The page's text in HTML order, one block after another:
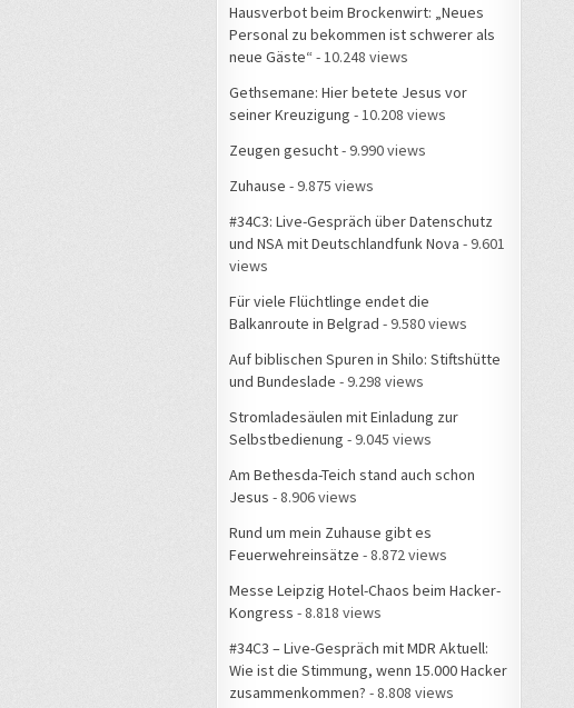
Hausverbot beim Brockenwirt: „Neues
Personal zu bekommen ist schwerer als
neue Gäste“ - 10.248 views
Gethsemane: Hier betete Jesus vor
seiner Kreuzigung - 10.208 views
Zeugen gesucht- 9.990 views
Zuhause - 9.875 views
#34C3: Live-Gespräch über Datenschutz
und NSA mit Deutschlandfunk Nova - 9.601
views
Für viele Flüchtlinge endet die
Balkanroute in Belgrad - 9.580 views
Auf biblischen Spuren in Shilo: Stiftshütte
und Bundeslade - 9.298 views
Stromladesäulen mit Einladung zur
Selbstbedienung - 9.045 views
Am Bethesda-Teich stand auch schon
Jesus - 8.906 views
Rund um mein Zuhause gibt es
Feuerwehreinsätze - 8.872 views
Messe Leipzig Hotel-Chaos beim Hacker-
Kongress - 8.818 views
#34C3 – Live-Gespräch mit MDR Aktuell:
Wie ist die Stimmung, wenn 15.000 Hacker
zusammenkommen? - 8.808 views